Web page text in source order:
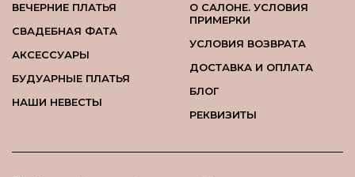
ВЕЧЕРНИЕ ПЛАТЬЯ
СВАДЕБНАЯ ФАТА
АКСЕССУАРЫ
БУДУАРНЫЕ ПЛАТЬЯ
НАШИ НЕВЕСТЫ
О САЛОНЕ. УСЛОВИЯ
ПРИМЕРКИ
УСЛОВИЯ ВОЗВРАТА
ДОСТАВКА И ОПЛАТА
БЛОГ
РЕКВИЗИТЫ